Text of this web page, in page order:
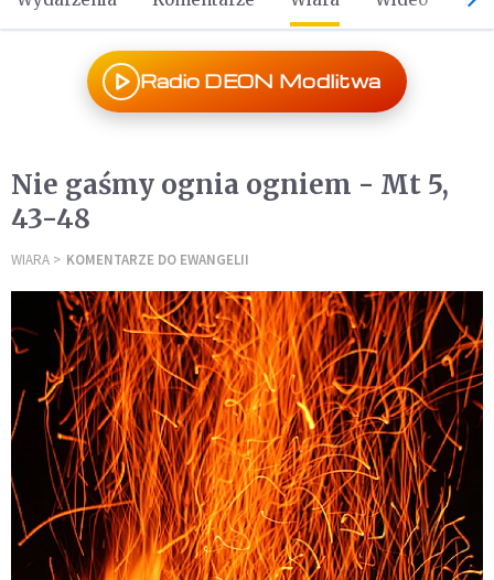
Radio DEON Modlitwa
Nie gaśmy ognia ogniem - Mt 5,
43-48
WIARA KOMENTARZE DO EWANGELII